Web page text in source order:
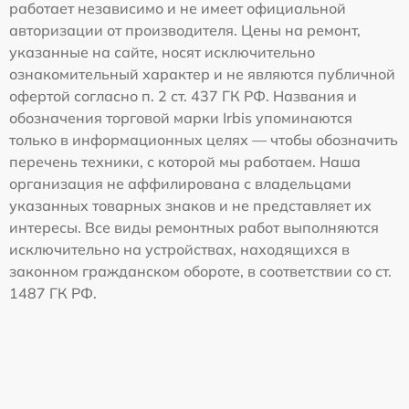
работает независимо и не имеет официальной
авторизации от производителя. Цены на ремонт,
указанные на сайте, носят исключительно
ознакомительный характер и не являются публичной
офертой согласно п. 2 ст. 437 ГК РФ. Названия и
обозначения торговой марки Irbis упоминаются
только в информационных целях — чтобы обозначить
перечень техники, с которой мы работаем. Наша
организация не аффилирована с владельцами
указанных товарных знаков и не представляет их
интересы. Все виды ремонтных работ выполняются
исключительно на устройствах, находящихся в
законном гражданском обороте, в соответствии со ст.
1487 ГК РФ.